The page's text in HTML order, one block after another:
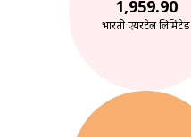
1,959.90
भारती एयरटेल लिमिटेड